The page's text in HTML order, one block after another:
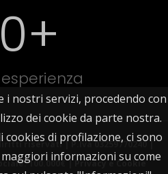
i nostri servizi, procedendo con
dei cookie da parte nostra.
di profilazione, ci sono
informazioni su come
+
riservati | P.Iva 03259770240 |
100.000€ | Privacy e Cookie